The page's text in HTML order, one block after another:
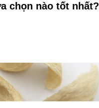
chọn nào tốt nhất?